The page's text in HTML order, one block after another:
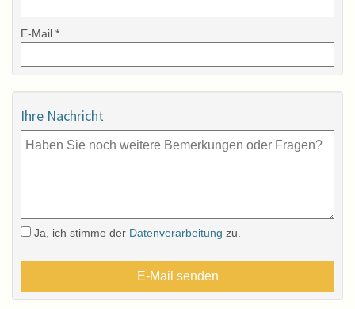
E-Mail *
Ihre Nachricht
Ja, ich stimme der Datenverarbeitung zu.